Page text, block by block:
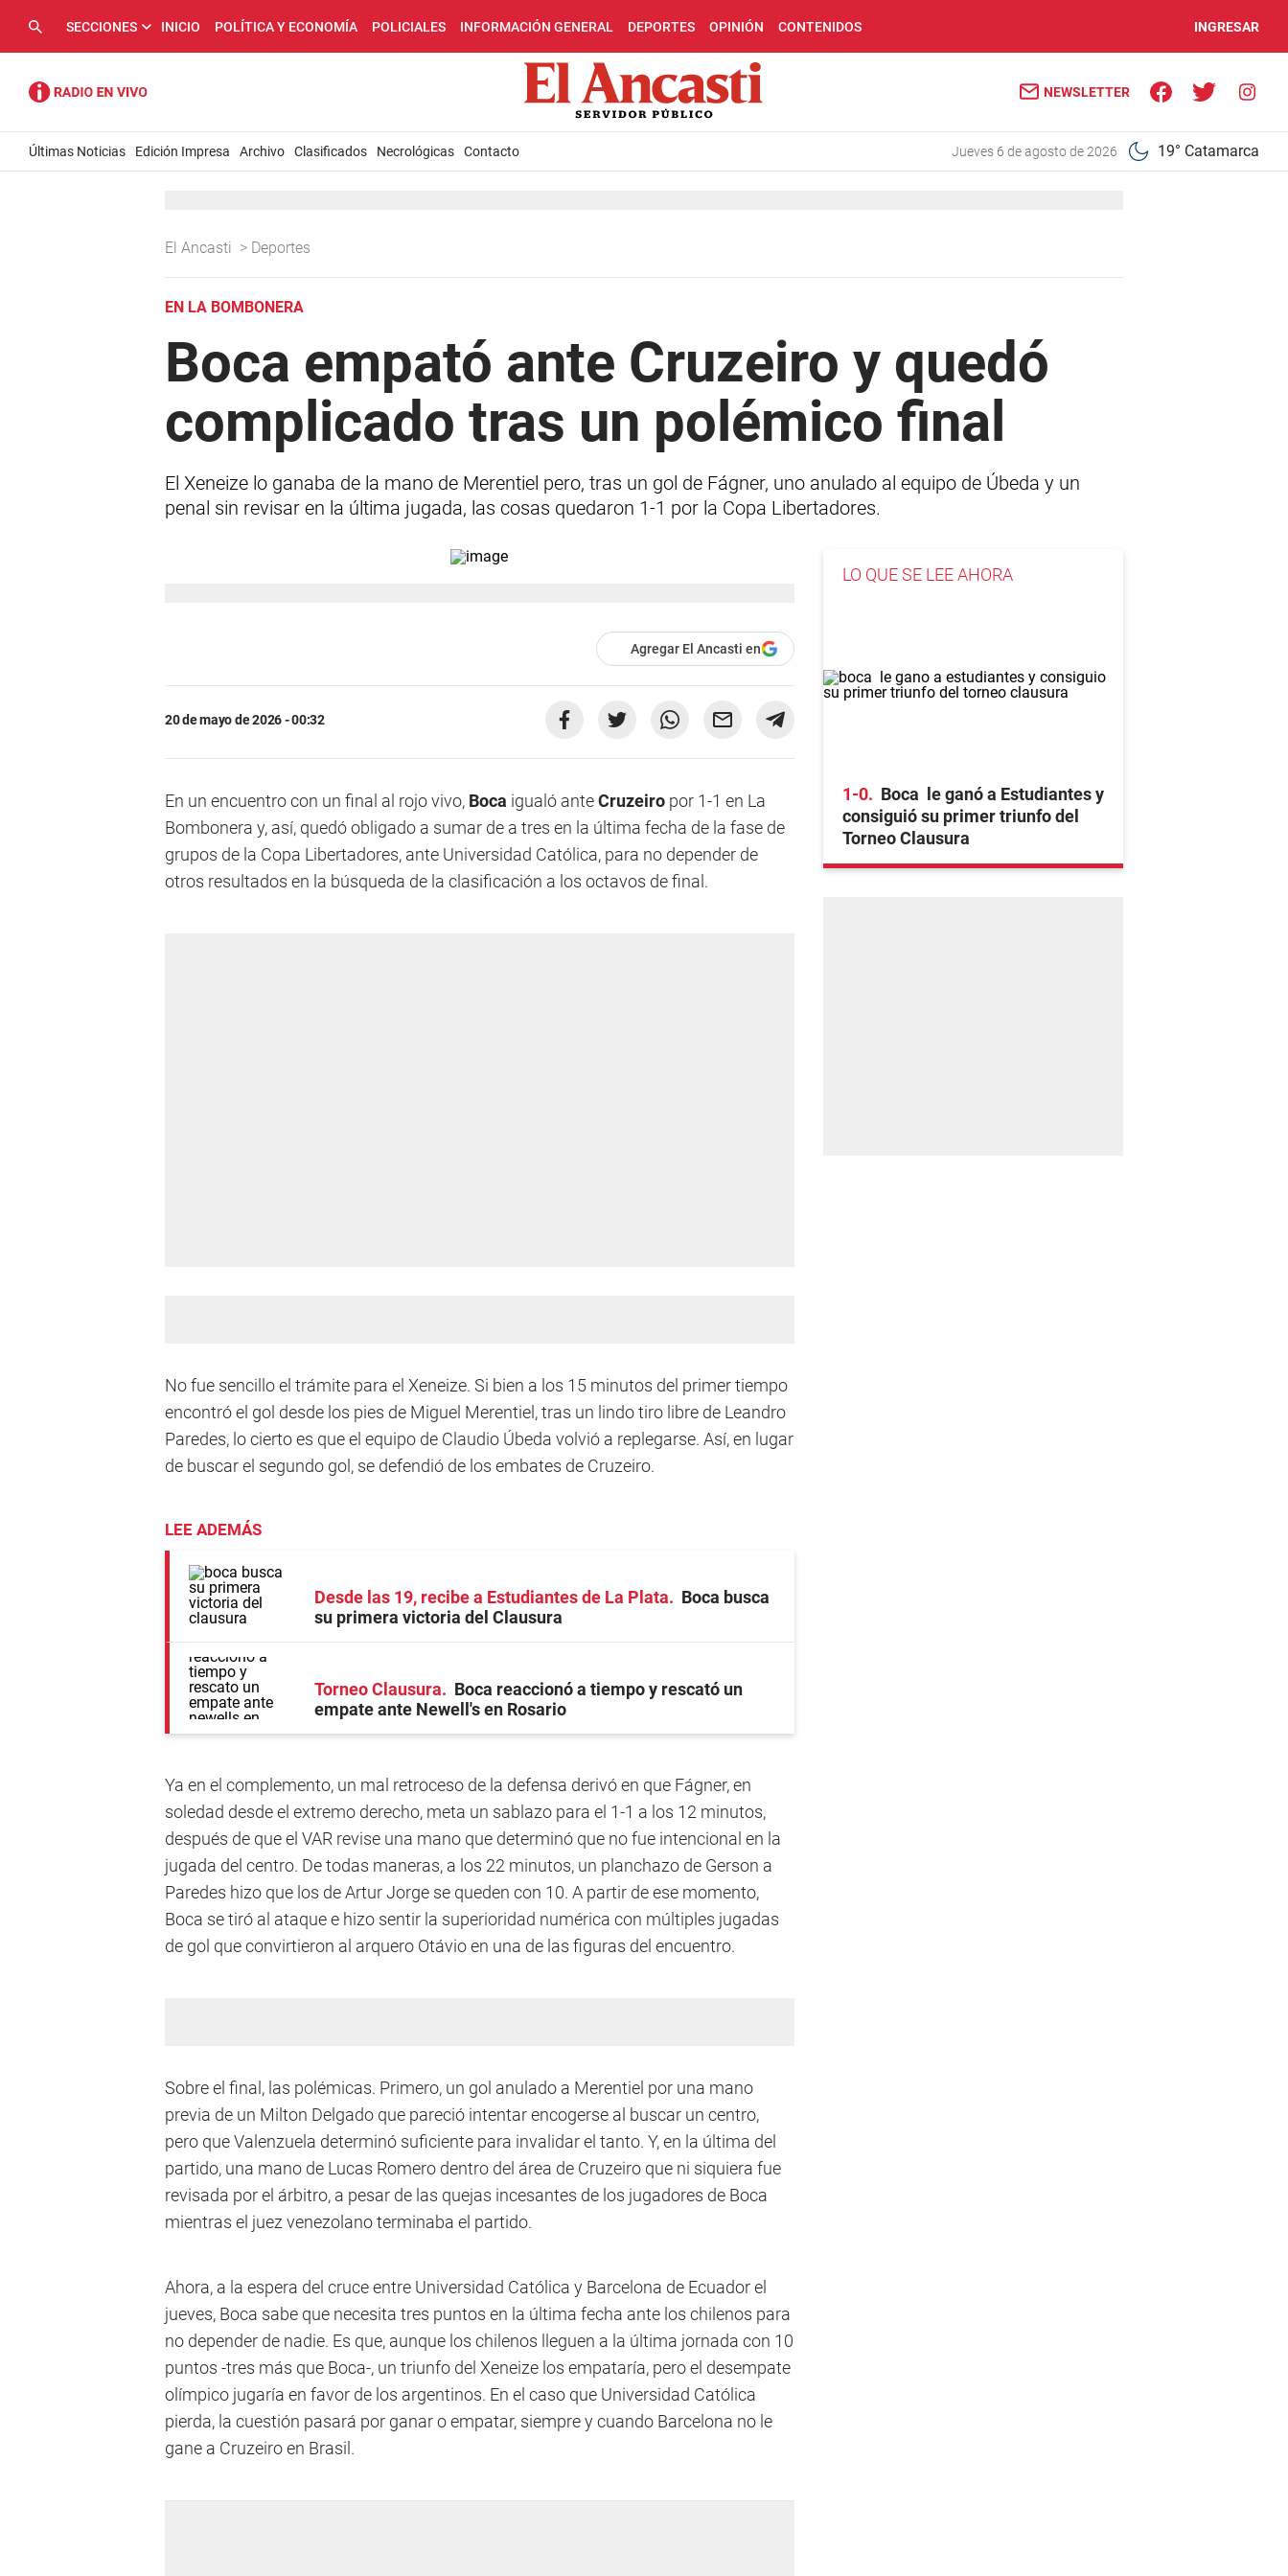
SECCIONES INICIO POLÍTICA Y ECONOMÍA POLICIALES INFORMACIÓN GENERAL DEPORTES OPINIÓN CONTENIDOS INGRESAR
NEWSLETTER
Últimas Noticias Edición Impresa Archivo Clasificados Necrológicas Contacto jueves 6 de agosto de 2026 19° Catamarca
El Ancasti > Deportes
EN LA BOMBONERA
Boca empató ante Cruzeiro y quedó
complicado tras un polémico final
El Xeneize lo ganaba de la mano de Merentiel pero, tras un gol de Fágner, uno anulado al equipo de Úbeda y un
penal sin revisar en la última jugada, las cosas quedaron 1-1 por la Copa Libertadores.
Agregar El Ancasti en
20 de mayo de 2026 - 00:32
En un encuentro con un final al rojo vivo, Boca igualó anteCruzeiro por 1-1 en La
Bombonera y, así, quedó obligado a sumar de a tres en la última fecha de la fase de
grupos de la Copa Libertadores, ante Universidad Católica, para no depender de
otros resultados en la búsqueda de la clasificación a los octavos de final.
No fue sencillo el trámite para el Xeneize. Si bien a los 15 minutos del primer tiempo
encontró el gol desde los pies de Miguel Merentiel, tras un lindo tiro libre de Leandro
Paredes, lo cierto es que el equipo de Claudio Úbeda volvió a replegarse. Así, en lugar
de buscar el segundo gol, se defendió de los embates de Cruzeiro.
LEE ADEMÁS
Desde las 19, recibe a Estudiantes de La Plata
Boca busca
su primera victoria del Clausura
Torneo Clausura
Boca reaccionó a tiempo y rescató un
empate ante Newell's en Rosario
Ya en el complemento, un mal retroceso de la defensa derivó en que Fágner, en
soledad desde el extremo derecho, meta un sablazo para el 1-1 a los 12 minutos,
después de que el VAR revise una mano que determinó que no fue intencional en la
jugada del centro. De todas maneras, a los 22 minutos, un planchazo de Gerson a
Paredes hizo que los de Artur Jorge se queden con 10. A partir de ese momento,
Boca se tiró al ataque e hizo sentir la superioridad numérica con múltiples jugadas
de gol que convirtieron al arquero Otávio en una de las figuras del encuentro.
Sobre el final, las polémicas. Primero, un gol anulado a Merentiel por una mano
previa de un Milton Delgado que pareció intentar encogerse al buscar un centro,
pero que Valenzuela determinó suficiente para invalidar el tanto. Y, en la última del
partido, una mano de Lucas Romero dentro del área de Cruzeiro que ni siquiera fue
revisada por el árbitro, a pesar de las quejas incesantes de los jugadores de Boca
mientras el juez venezolano terminaba el partido.
Ahora, a la espera del cruce entre Universidad Católica y Barcelona de Ecuador el
jueves, Boca sabe que necesita tres puntos en la última fecha ante los chilenos para
no depender de nadie. Es que, aunque los chilenos lleguen a la última jornada con 10
puntos -tres más que Boca-, un triunfo del Xeneize los empataría, pero el desempate
olímpico jugaría en favor de los argentinos. En el caso que Universidad Católica
pierda, la cuestión pasará por ganar o empatar, siempre y cuando Barcelona no le
gane a Cruzeiro en Brasil.
LO QUE SE LEE AHORA
1-0
Boca le ganó a Estudiantes y
consiguió su primer triunfo del
Torneo Clausura